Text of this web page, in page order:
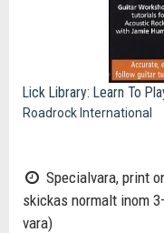
Lick Library: Learn To
Roadrock International
Specialvara, print
skickas normalt inom
vara)